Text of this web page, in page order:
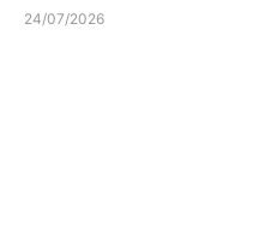
24/07/2026